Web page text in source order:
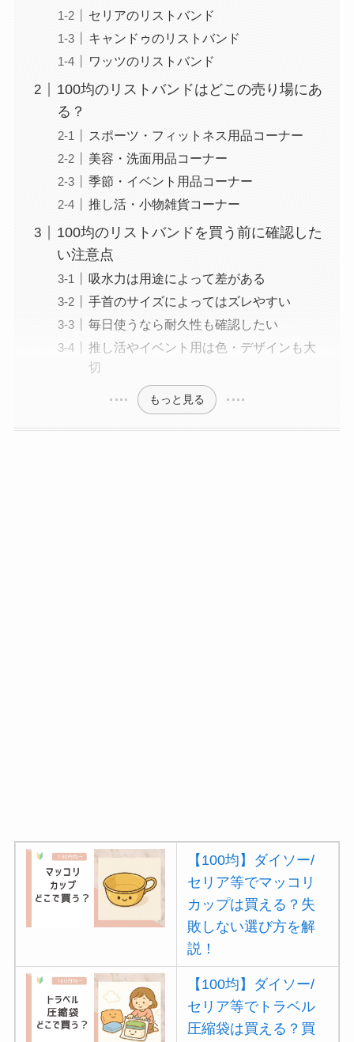
セリアのリストバンド
キャンドゥのリストバンド
ワッツのリストバンド
100均のリストバンドはどこの売り場にあ
る？
スポーツ・フィットネス用品コーナー
美容・洗面用品コーナー
季節・イベント用品コーナー
推し活・小物雑貨コーナー
100均のリストバンドを買う前に確認した
い注意点
吸水力は用途によって差がある
手首のサイズによってはズレやすい
毎日使うなら耐久性も確認したい
推し活やイベント用は色・デザインも大
切
もっと見る
【100均】ダイソー/
セリア等でマッコリ
カップは買える？失
敗しない選び方を解
説！
【100均】ダイソー/
セリア等でトラベル
圧縮袋は買える？買